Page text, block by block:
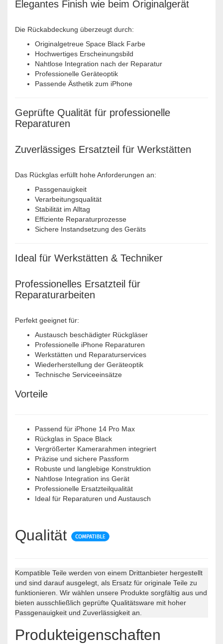
Elegantes Finish wie beim Originalgerät
Die Rückabdeckung überzeugt durch:
Originalgetreue Space Black Farbe
Hochwertiges Erscheinungsbild
Nahtlose Integration nach der Reparatur
Professionelle Geräteoptik
Passende Ästhetik zum iPhone
Geprüfte Qualität für professionelle
Reparaturen
Zuverlässiges Ersatzteil für Werkstätten
Das Rückglas erfüllt hohe Anforderungen an:
Passgenauigkeit
Verarbeitungsqualität
Stabilität im Alltag
Effiziente Reparaturprozesse
Sichere Instandsetzung des Geräts
Ideal für Werkstätten & Techniker
Professionelles Ersatzteil für
Reparaturarbeiten
Perfekt geeignet für:
Austausch beschädigter Rückgläser
Professionelle iPhone Reparaturen
Werkstätten und Reparaturservices
Wiederherstellung der Geräteoptik
Technische Serviceeinsätze
Vorteile
Passend für iPhone 14 Pro Max
Rückglas in Space Black
Vergrößerter Kamerarahmen integriert
Präzise und sichere Passform
Robuste und langlebige Konstruktion
Nahtlose Integration ins Gerät
Professionelle Ersatzteilqualität
Ideal für Reparaturen und Austausch
Qualität
Kompatible Teile werden von einem Drittanbieter hergestellt
und sind darauf ausgelegt, als Ersatz für originale Teile zu
funktionieren. Wir wählen unsere Produkte sorgfältig aus und
bieten ausschließlich geprüfte Qualitätsware mit hoher
Passgenauigkeit und Zuverlässigkeit an.
Produkteigenschaften